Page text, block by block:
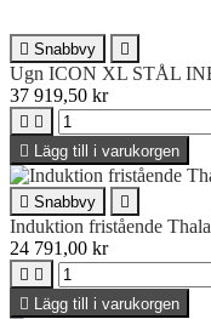
 Snabbvy 
Ugn ICON XL STÅL
37 919,50 kr
 
 Lägg till i varukorgen
 Snabbvy 
Induktion fristående
24 791,00 kr
 
 Lägg till i varukorgen